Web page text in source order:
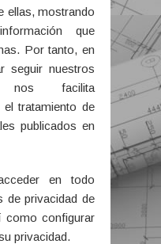
ellas, mostrando
que
Por tanto, en
seguir nuestros
nos facilita
tratamiento de
publicados en
en todo
de privacidad de
como configurar
privacidad.